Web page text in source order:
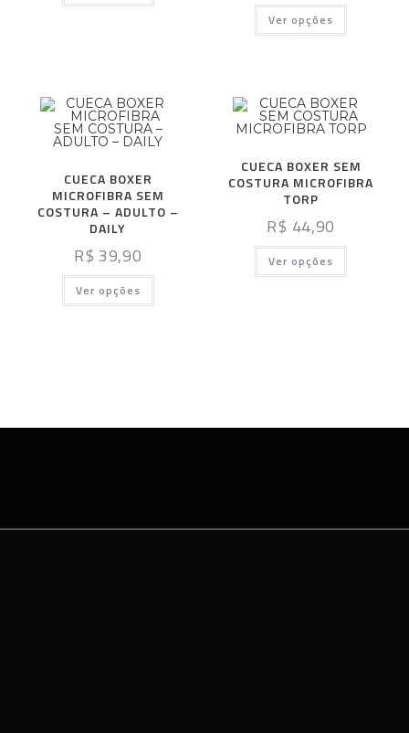
Ver opções
CUECA BOXER
MICROFIBRA SEM
COSTURA – ADULTO –
DAILY
R$ 39,90
Ver opções
CUECA BOXER SEM
COSTURA MICROFIBRA
TORP
R$ 44,90
Ver opções